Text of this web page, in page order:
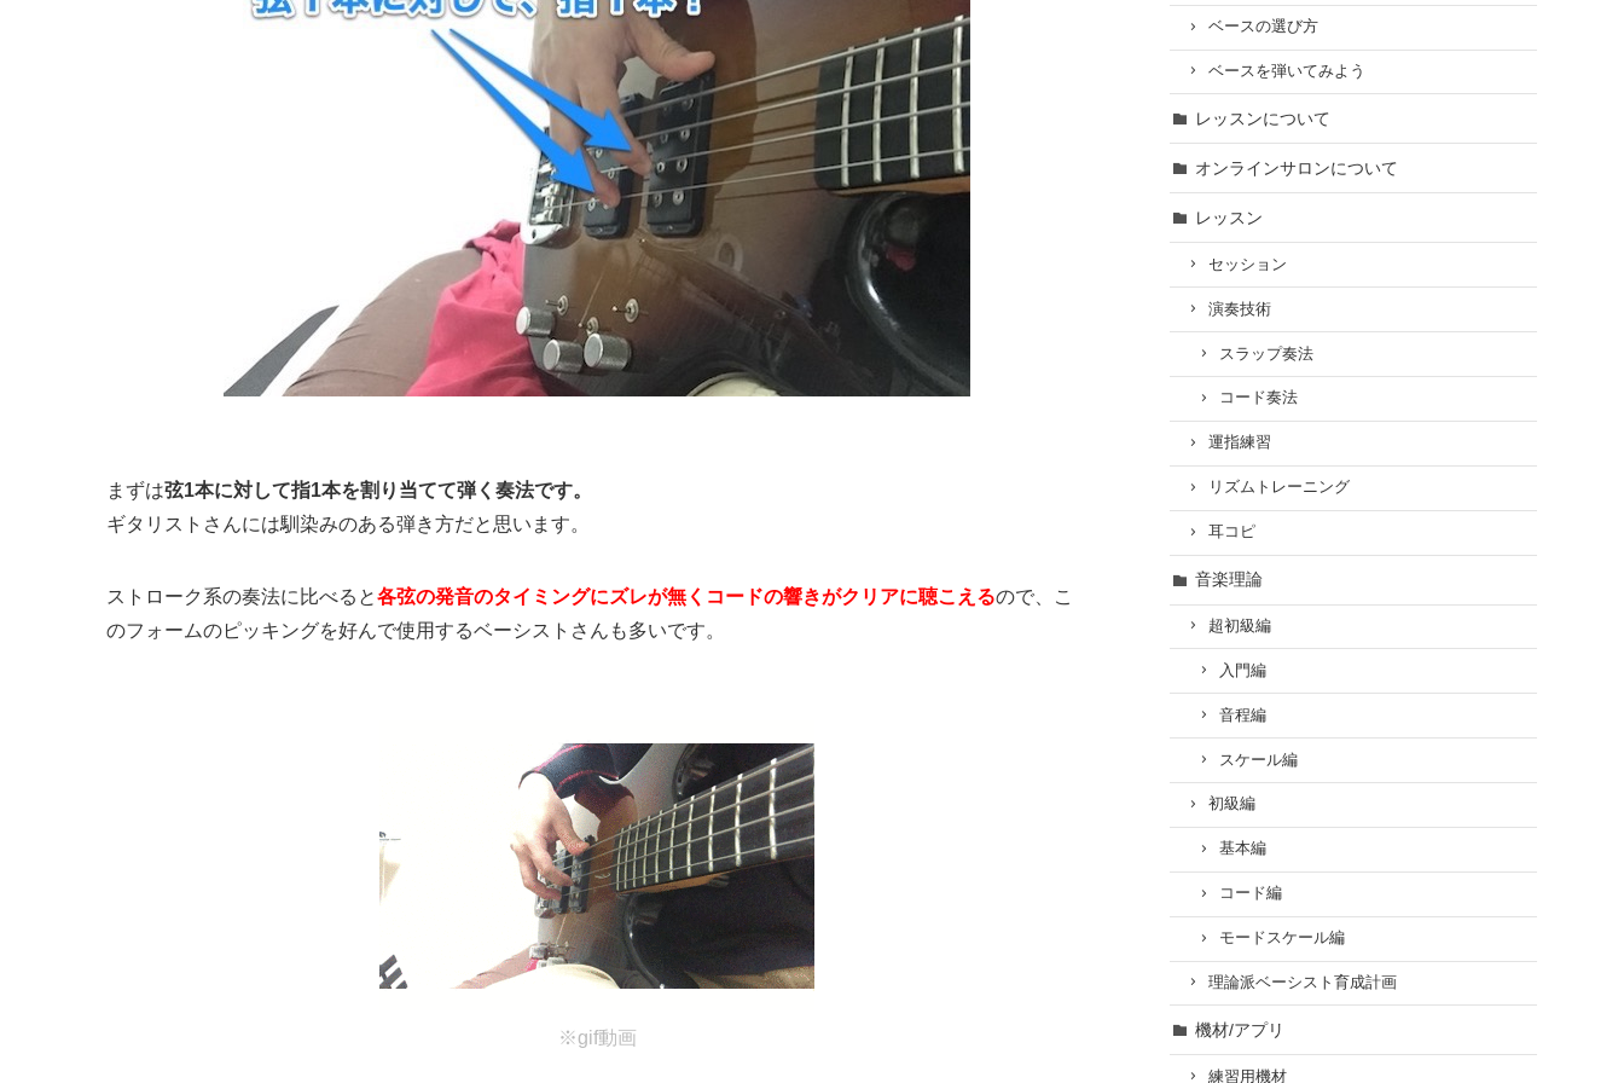
まずは弦1本に対して指1本を割り当てて弾く奏法です。
ギタリストさんには馴染みのある弾き方だと思います。
ストローク系の奏法に比べると各弦の発音のタイミングにズレが無くコードの響きがクリアに聴こえるので、こ
のフォームのピッキングを好んで使用するベーシストさんも多いです。
※gif動画
ベースの選び方
ベースを弾いてみよう
レッスンについて
オンラインサロンについて
レッスン
セッション
演奏技術
スラップ奏法
コード奏法
運指練習
リズムトレーニング
耳コピ
音楽理論
超初級編
入門編
音程編
スケール編
初級編
基本編
コード編
モードスケール編
理論派ベーシスト育成計画
機材/アプリ
練習用機材